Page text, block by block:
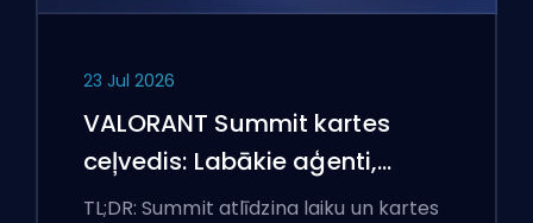
23 Jul 2026
VALORANT Summit kartes
ceļvedis: Labākie aģenti,
izsaukumi un dūmi
TL;DR: Summit atlīdzina laiku un kartes